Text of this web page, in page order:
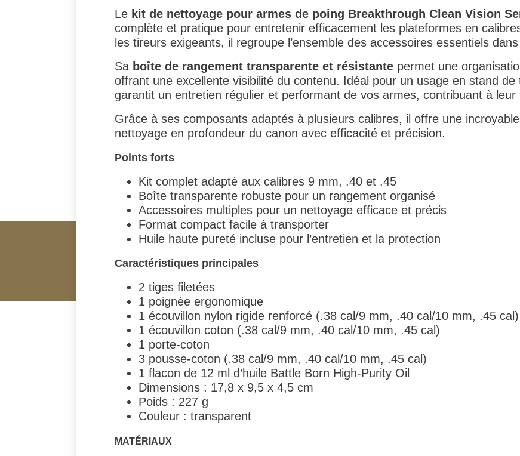
Le kit de nettoyage pour armes de poing Breakthrough Clean Vision
complète et pratique pour entretenir efficacement les plateformes en
les tireurs exigeants, il regroupe l’ensemble des accessoires essentiels
Sa boîte de rangement transparente et résistante permet une
offrant une excellente visibilité du contenu. Idéal pour un usage en stand
garantit un entretien régulier et performant de vos armes, contribuant à leur
Grâce à ses composants adaptés à plusieurs calibres, il offre une
nettoyage en profondeur du canon avec efficacité et précision.
Points forts
Kit complet adapté aux calibres 9 mm, .40 et .45
Boîte transparente robuste pour un rangement organisé
Accessoires multiples pour un nettoyage efficace et précis
Format compact facile à transporter
Huile haute pureté incluse pour l’entretien et la protection
Caractéristiques principales
2 tiges filetées
1 poignée ergonomique
1 écouvillon nylon rigide renforcé (.38 cal/9 mm, .40 cal/10 mm, .45 cal)
1 écouvillon coton (.38 cal/9 mm, .40 cal/10 mm, .45 cal)
1 porte-coton
3 pousse-coton (.38 cal/9 mm, .40 cal/10 mm, .45 cal)
1 flacon de 12 ml d’huile Battle Born High-Purity Oil
Dimensions : 17,8 x 9,5 x 4,5 cm
Poids : 227 g
Couleur : transparent
MATÉRIAUX